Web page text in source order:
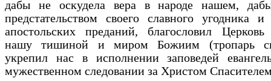
дабы не оскудела вера в народе нашем,
предстательством своего славного угодника и
апостольских преданий, благословил
нашу тишиной и миром Божиим (тропарь
укрепил нас в исполнении заповедей
мужественном следовании за Христом